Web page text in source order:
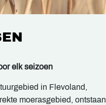
elk seizoen
in Flevoland,
moerasgebied, ontstaan